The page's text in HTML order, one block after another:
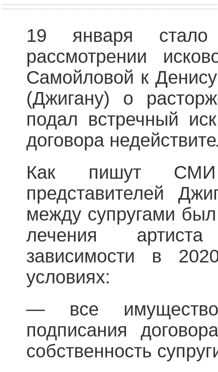
19 января
рассмотрении
Самойловой к
(Джигану) о
подал встречный
договора
Как пишут
представителей
между супругами
лечения
зависимости в
условиях:
— все
подписания
собственность